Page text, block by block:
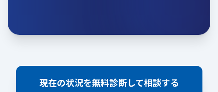
現在の状況を無料診断して相談する